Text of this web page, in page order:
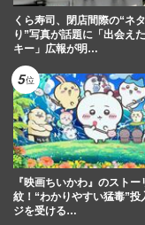
くら寿司、閉店間際の“ネ
り”写真が話題に「出会え
キー」広報が明…
『映画ちいかわ』のストー
紋！“わかりやすい猛毒”投
ジを受ける…